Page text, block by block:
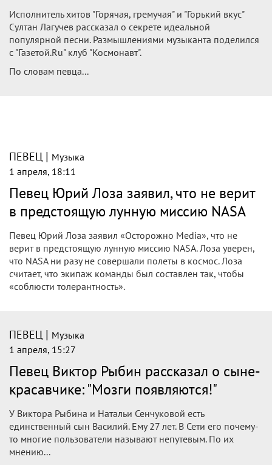
Исполнитель хитов "Горячая, гремучая" и "Горький вкус"
Султан Лагучев рассказал о секрете идеальной
популярной песни. Размышлениями музыканта поделился
с "Газетой.Ru" клуб "Космонавт".
По словам певца...